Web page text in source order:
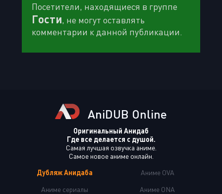
Посетители, находящиеся в группе
Гости, не могут оставлять
комментарии к данной публикации.
AniDUB Online
Оригинальный Анидаб
Где все делается с душой.
Самая лучшая озвучка аниме.
Самое новое аниме онлайн.
Дубляж Анидаба
Аниме сериалы
Аниме OVA
Аниме ONA